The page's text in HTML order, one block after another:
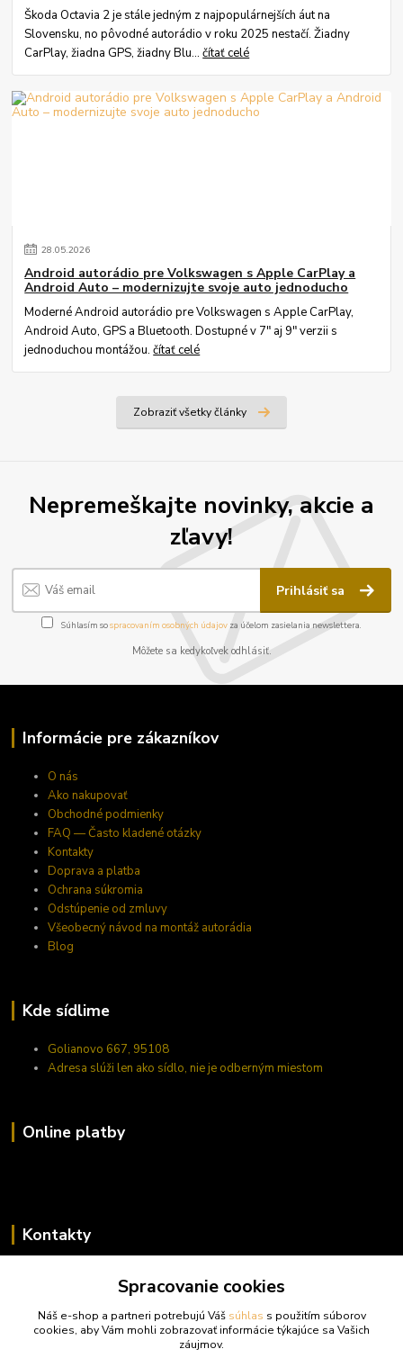
Škoda Octavia 2 je stále jedným z najpopulárnejších áut na
Slovensku, no pôvodné autorádio v roku 2025 nestačí. Žiadny
CarPlay, žiadna GPS, žiadny Blu...čítať celé
28.05.2026
Android autorádio pre Volkswagen s Apple CarPlay a
Android Auto – modernizujte svoje auto jednoducho
Moderné Android autorádio pre Volkswagen s Apple CarPlay,
Android Auto, GPS a Bluetooth. Dostupné v 7" aj 9" verzii s
jednoduchou montážou.čítať celé
Zobraziť všetky články
Nepremeškajte novinky, akcie a
zľavy!
Prihlásiť sa
Súhlasím sospracovaním osobných údajov za účelom zasielania newslettera.
Môžete sa kedykoľvek odhlásiť.
Informácie pre zákazníkov
O nás
Ako nakupovať
Obchodné podmienky
FAQ — Často kladené otázky
Kontakty
Doprava a platba
Ochrana súkromia
Odstúpenie od zmluvy
Všeobecný návod na montáž autorádia
Blog
Kde sídlime
Golianovo 667, 95108
Adresa slúži len ako sídlo, nie je odberným miestom
Online platby
Kontakty
+421 948 923 456
(Po-Pi 14-17 hod., So 10-15 hod.)
Spracovanie cookies
Náš e-shop a partneri potrebujú Váš súhlas s použitím súborov
cookies, aby Vám mohli zobrazovať informácie týkajúce sa Vašich
záujmov.